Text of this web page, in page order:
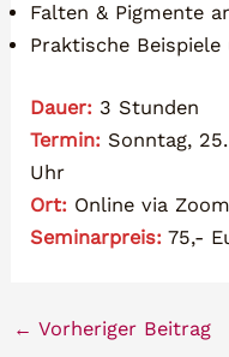
Falten & Pigmente
Praktische Beispiele
Dauer: 3 Stunden
Termin: Sonntag,
Uhr
Ort: Online via Zoom
Seminarpreis: 75,-
← Vorheriger Beitrag